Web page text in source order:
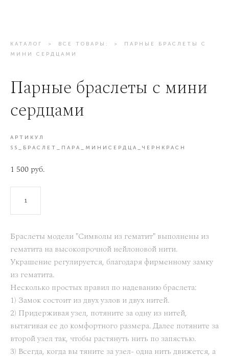
КАТАЛОГ > ВСЕ ТОВАРЫ: >
ПАРНЫЕ БРАСЛЕТЫ С
МИНИ СЕРДЦАМИ
Парные браслеты с мини
сердцами
АРТИКУЛ
SS_БРАСЛЕТ_ПАРА_МИНИСЕРДЦА_ЧЕРНКРАСН
1 500 pуб.
Браслеты модели "Символы из гематит" выполнены из
гематита на высокопрочной нейлоновой нити.
Украшение регулируется, благодаря фирменному замку
из гематита.
Несколько простых правил по надеванию браслета:
1) Замок состоит из двух узлов и двух нитей.
2) Придерживая узел, потяните за одну из нитей,
вытягивая ее до комфортного размера. Далее потяните за
второй узел так, чтобы растянуть нить по запястью.
3) Всегда, когда вы тяните за узел- одна нить движется, а